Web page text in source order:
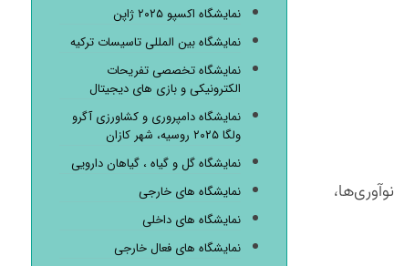
نمایشگاه اکسپو ۲۰۲۵ ژاپن
نمایشگاه بین المللی تاسیسات ترکیه
نمایشگاه تخصصی تفریحات
الکترونیکی و بازی های دیجیتال
نمایشگاه دامپروری و کشاورزی آگرو
ولگا ۲۰۲۵ روسیه، شهر کازان
نمایشگاه گل و گیاه ، گیاهان دارویی
نمایشگاه های خارجی
نمایشگاه های داخلی
نمایشگاه های فعال خارجی